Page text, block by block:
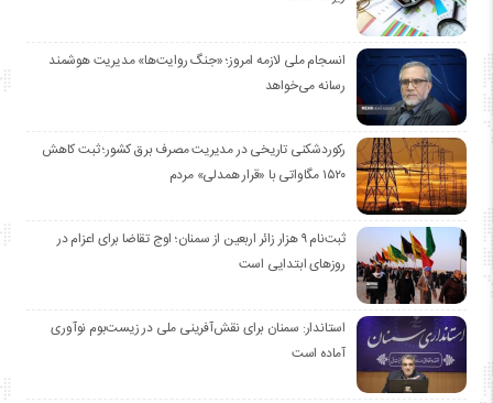
انسجام ملی لازمه امروز؛ «جنگ روایت‌ها» مدیریت هوشمند
رسانه می‌خواهد
رکوردشکنی تاریخی در مدیریت مصرف برق کشور؛ ثبت کاهش
۱۵۲۰ مگاواتی با «قرار همدلی» مردم
ثبت‌نام ۹ هزار زائر اربعین از سمنان؛ اوج تقاضا برای اعزام در
روزهای ابتدایی است
استاندار: سمنان برای نقش‌آفرینی ملی در زیست‌بوم نوآوری
آماده است